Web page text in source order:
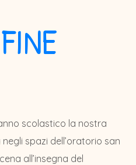
scolastico la nostra
spazi dell’oratorio san
all’insegna del